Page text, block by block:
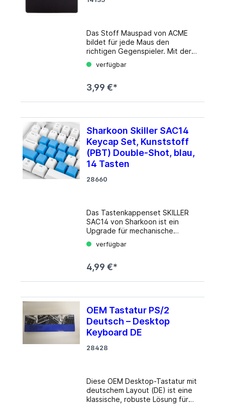
Das Stoff Mauspad von ACME
bildet für jede Maus den
richtigen Gegenspieler. Mit der
Schaumstoff-Unterseite gerät
das Mauspad nicht ins Rutschen
einer Größe von 225 (L) x 5 (H) x
Produkttyp: Mauspad
Produktmaterial: Schaumstoff,
Stoff Abmessungen (Breite x
Tiefe x Höhe): 225 mm x 252 mm
x 5 mm
verfügbar
3,99 €*
Sharkoon Skiller SAC14
Keycap Set, Kunststoff
(PBT) Double-Shot, blau,
14 Tasten
28660
Das Tastenkappenset SKILLER
SAC14 von Sharkoon ist ein
Upgrade für mechanische
Tastaturen, das dank der
Verwendung von PBT-Kunststoff
Die robuste Bauweise verringert
gewöhnlicher Tastenersatz,
sondern verwandeln jedes
Keyboard in einen echten
Hingucker. Im stylischen Blau
gehalten, heben sich die Kappen
sind zudem illuminationsgeeignet
gestaltet und somit ebenfalls in
Tastaturen mit RGB-
verfügbar
4,99 €*
OEM Tastatur PS/2
Deutsch – Desktop
Keyboard DE
28428
Diese OEM Desktop-Tastatur mit
deutschem Layout (DE) ist eine
klassische, robuste Lösung für
Büro- und Industrieumgebungen.